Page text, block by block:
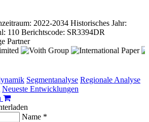
2022-2034 Historisches Jahr:
110 Berichtscode: SR3394DR
Partner
Segmentanalyse Regionale Analyse
Neueste Entwicklungen
Name *